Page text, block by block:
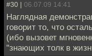
#30 | 06.07.09 14:41
Наглядная
говорит то, что
(ибо вызовет
"знающих толк в